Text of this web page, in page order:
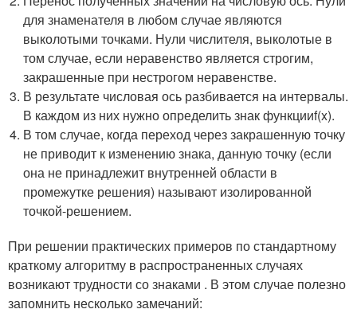
для знаменателя в любом случае являются
выколотыми точками. Нули числителя, выколотые в
том случае, если неравенство является строгим,
закрашенные при нестрогом неравенстве.
В результате числовая ось разбивается на интервалы.
В каждом из них нужно определить знак функцииf(x).
В том случае, когда переход через закрашенную точку
не приводит к изменению знака, данную точку (если
она не принадлежит внутренней области в
промежутке решения) называют изолированной
точкой-решением.
При решении практических примеров по стандартному
краткому алгоритму в распространенных случаях
возникают трудности со знаками . В этом случае полезно
запомнить несколько замечаний: